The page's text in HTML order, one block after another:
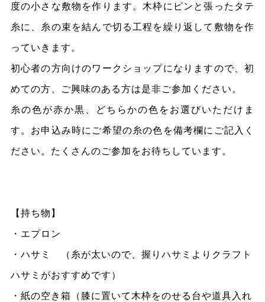
度の小さな敷物を作ります。木枠にピンと張ったタテ
糸に、糸の束を結んで切る工程を繰り返して敷物を作
っていきます。
初心者の方向けのワークショップになりますので、初
めての方、ご興味のある方は是非ご参加ください。
糸の色が赤か黒、どちらかの色をお選びいただけま
す。お申込み時にご希望の糸の色を備考欄にご記入く
ださい。たくさんのご参加をお待ちしています。
【持ち物】
・エプロン
・ハサミ （糸が太いので、握りハサミよりクラフト
ハサミがおすすめです）
・紙の空き箱（膝に置いて木枠をのせる台や道具入れ